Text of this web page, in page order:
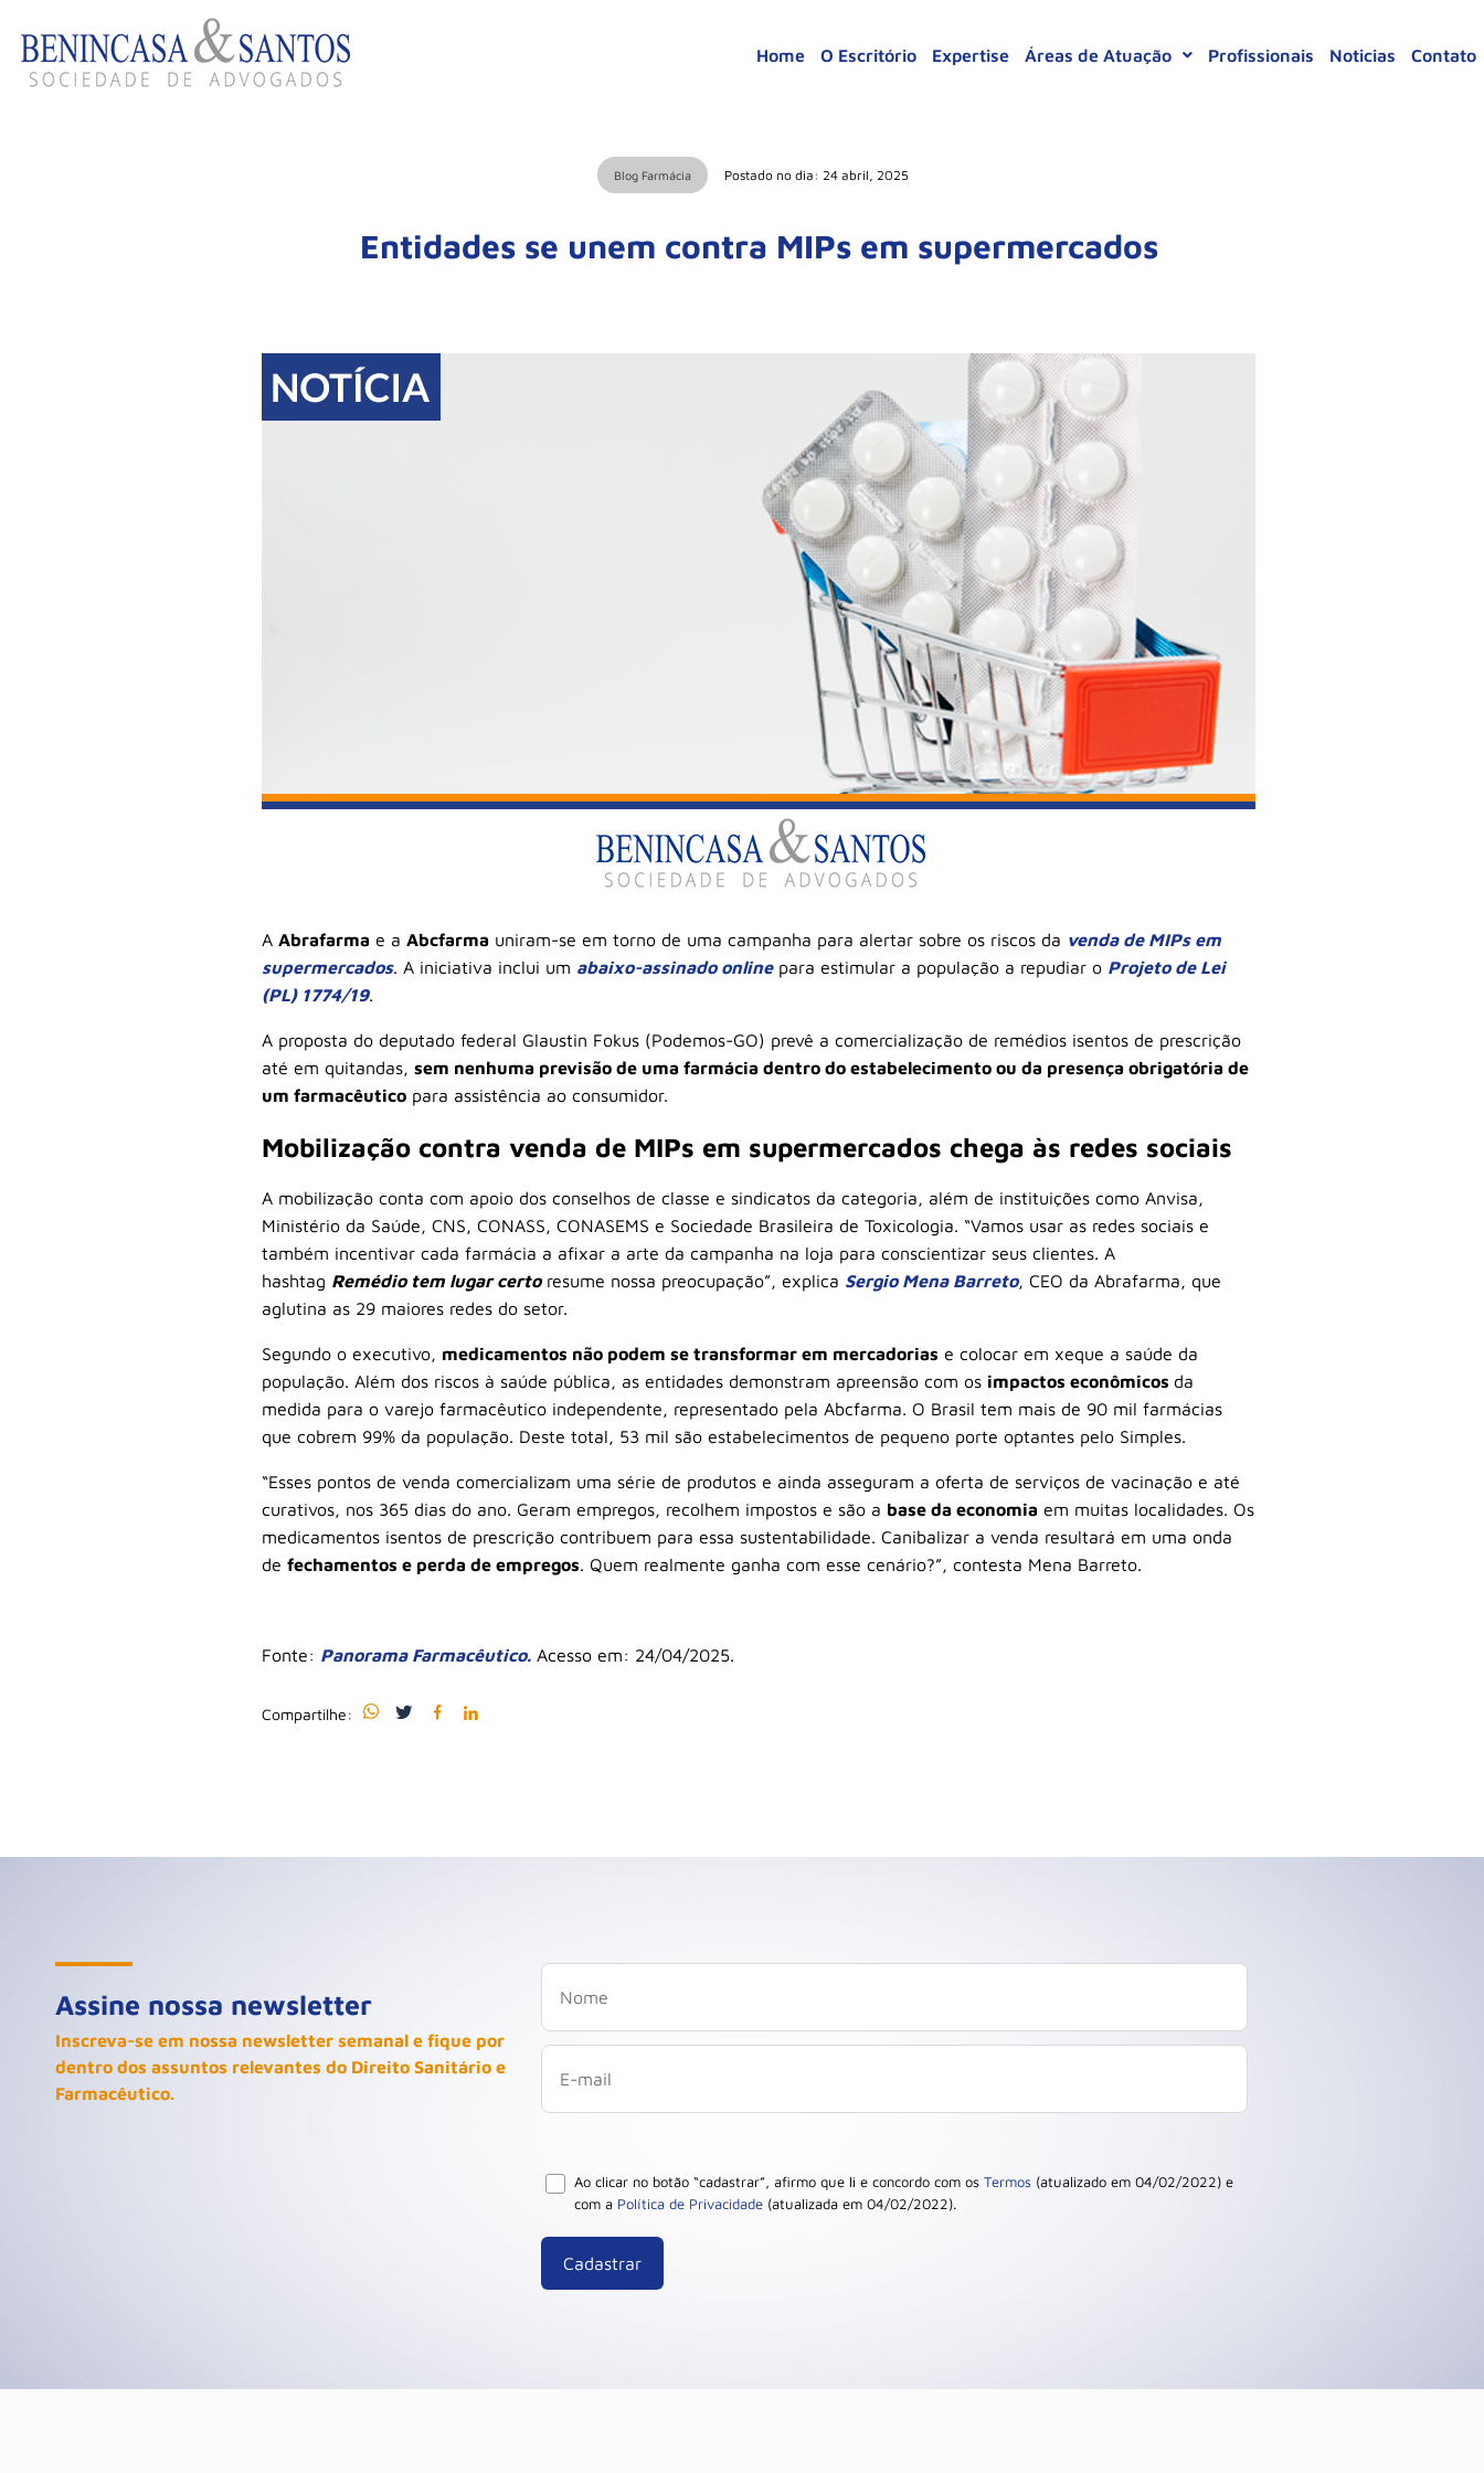
Home O Escritório Expertise Áreas de Atuação Profissionais Noticias Contato
Blog Farmácia Postado no dia: 24 abril, 2025
Entidades se unem contra MIPs em supermercados
A Abrafarma e a Abcfarma uniram-se em torno de uma campanha para alertar sobre os riscos da venda de MIPs em
supermercados. A iniciativa inclui um abaixo-assinado onlinepara estimular a população a repudiar o Projeto de Lei
(PL) 1774/19.
A proposta do deputado federal Glaustin Fokus (Podemos-GO) prevê a comercialização de remédios isentos de prescrição
até em quitandas, sem nenhuma previsão de uma farmácia dentro do estabelecimento ou da presença obrigatória de
um farmacêutico para assistência ao consumidor.
Mobilização contra venda de MIPs em supermercados chega às redes sociais
A mobilização conta com apoio dos conselhos de classe e sindicatos da categoria, além de instituições como Anvisa,
Ministério da Saúde, CNS, CONASS, CONASEMS e Sociedade Brasileira de Toxicologia. “Vamos usar as redes sociais e
também incentivar cada farmácia a afixar a arte da campanha na loja para conscientizar seus clientes. A
hashtag Remédio tem lugar certoresume nossa preocupação”, explica Sergio Mena Barreto, CEO da Abrafarma, que
aglutina as 29 maiores redes do setor.
Segundo o executivo, medicamentos não podem se transformar em mercadorias e colocar em xeque a saúde da
população. Além dos riscos à saúde pública, as entidades demonstram apreensão com os impactos econômicos da
medida para o varejo farmacêutico independente, representado pela Abcfarma. O Brasil tem mais de 90 mil farmácias
que cobrem 99% da população. Deste total, 53 mil são estabelecimentos de pequeno porte optantes pelo Simples.
“Esses pontos de venda comercializam uma série de produtos e ainda asseguram a oferta de serviços de vacinação e até
curativos, nos 365 dias do ano. Geram empregos, recolhem impostos e são a base da economia em muitas localidades. Os
medicamentos isentos de prescrição contribuem para essa sustentabilidade. Canibalizar a venda resultará em uma onda
de fechamentos e perda de empregos. Quem realmente ganha com esse cenário?”, contesta Mena Barreto.
Fonte: Panorama Farmacêutico. Acesso em: 24/04/2025.
Compartilhe:
Assine nossa newsletter
Inscreva-se em nossa newsletter semanal e fique por
dentro dos assuntos relevantes do Direito Sanitário e
Farmacêutico.
Ao clicar no botão “cadastrar”, afirmo que li e concordo com os Termos (atualizado em 04/02/2022) e
com a Política de Privacidade (atualizada em 04/02/2022).